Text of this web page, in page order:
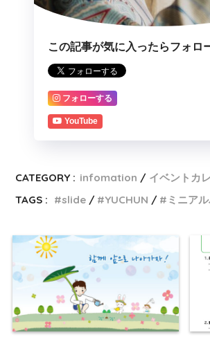
この記事が気に入ったらフォロ
フォローする
YouTube
CATEGORY : infomation
イベントカ
TAGS :
slide YUCHUN ミニア